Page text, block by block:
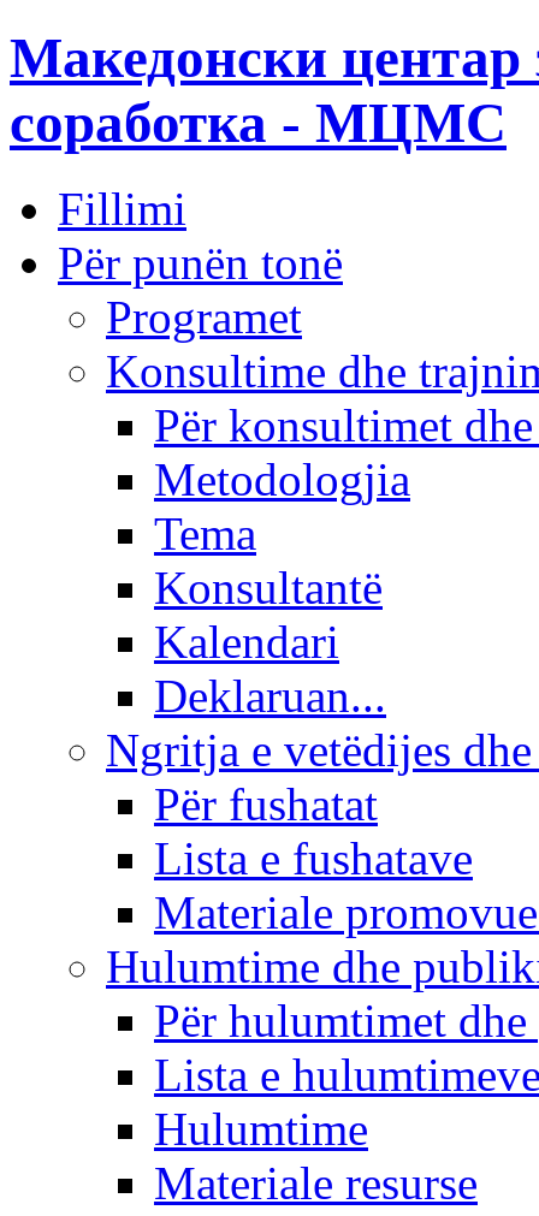
Македонски центар
соработка - МЦМС
Fillimi
Për punën tonë
Programet
Konsultime dhe
Për konsultimet
Metodologjia
Tema
Konsultantë
Kalendari
Deklaruan...
Ngritja e vetëdijes
Për fushatat
Lista e fushatave
Materiale
Hulumtime dhe
Për hulumtimet
Lista e
Hulumtime
Materiale resurse